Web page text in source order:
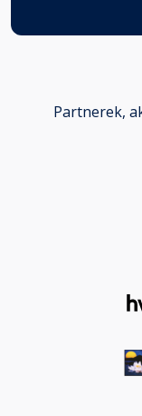
Partnerek,